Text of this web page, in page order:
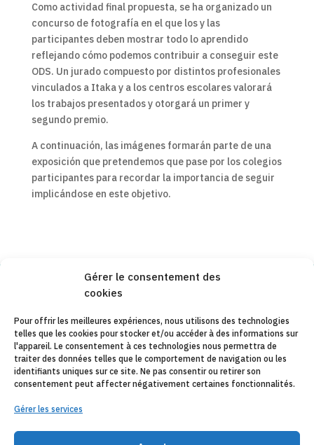
Gérer le consentement des
cookies
Pour offrir les meilleures expériences, nous utilisons des technologies
telles que les cookies pour stocker et/ou accéder à des informations sur
l'appareil. Le consentement à ces technologies nous permettra de
traiter des données telles que le comportement de navigation ou les
identifiants uniques sur ce site. Ne pas consentir ou retirer son
consentement peut affecter négativement certaines fonctionnalités.
Gérer les services
Como actividad final propuesta, se ha organizado un
concurso de fotografía en el que los y las
participantes deben mostrar todo lo aprendido
reflejando cómo podemos contribuir a conseguir este
ODS. Un jurado compuesto por distintos profesionales
vinculados a Itaka y a los centros escolares valorará
los trabajos presentados y otorgará un primer y
segundo premio.
A continuación, las imágenes formarán parte de una
exposición que pretendemos que pase por los colegios
participantes para recordar la importancia de seguir
implicándose en este objetivo.
Copyleft 2025
AVIS JURIDIQUE
POLÍTIQUE DE CONFIDENTIALITÉ